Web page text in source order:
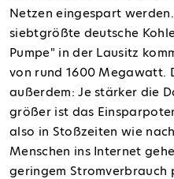
Netzen eingespart
siebtgrößte deutsche
Pumpe" in der Lausitz
von rund 1600 Megawatt.
außerdem: Je stärker die
größer ist das
also in Stoßzeiten wie
Menschen ins Internet
geringem Stromverbrauch